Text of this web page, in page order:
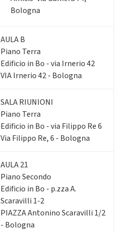
Bologna
AULA B
Piano Terra
Edificio in Bo - via Irnerio 42
VIA Irnerio 42 - Bologna
SALA RIUNIONI
Piano Terra
Edificio in Bo - via Filippo Re 6
Via Filippo Re, 6 - Bologna
AULA 21
Piano Secondo
Edificio in Bo - p.zza A.
Scaravilli 1-2
PIAZZA Antonino Scaravilli 1/2
- Bologna